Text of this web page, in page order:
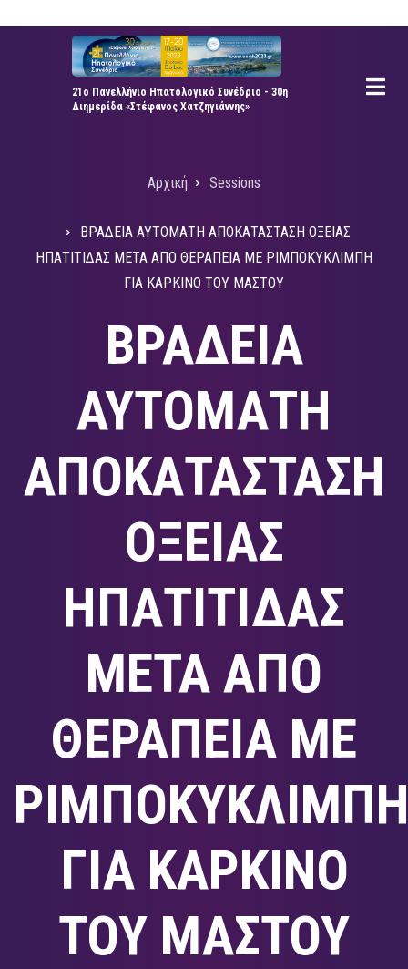
21ο Πανελλήνιο Ηπατολογικό Συνέδριο - 30η
Διημερίδα «Στέφανος Χατζηγιάννης»
Αρχική Sessions
ΒΡΑΔΕΙΑ ΑΥΤΟΜΑΤΗ ΑΠΟΚΑΤΑΣΤΑΣΗ ΟΞΕΙΑΣ
ΗΠΑΤΙΤΙΔΑΣ ΜΕΤΑ ΑΠΟ ΘΕΡΑΠΕΙΑ ΜΕ ΡΙΜΠΟΚΥΚΛΙΜΠΗ
ΓΙΑ ΚΑΡΚΙΝΟ ΤΟΥ ΜΑΣΤΟΥ
ΒΡΑΔΕΙΑ
ΑΥΤΟΜΑΤΗ
ΑΠΟΚΑΤΑΣΤΑΣΗ
ΟΞΕΙΑΣ
ΗΠΑΤΙΤΙΔΑΣ
ΜΕΤΑ ΑΠΟ
ΘΕΡΑΠΕΙΑ ΜΕ
ΓΙΑ ΚΑΡΚΙΝΟ
ΤΟΥ ΜΑΣΤΟΥ